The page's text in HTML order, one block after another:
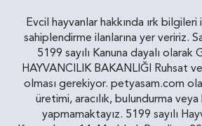
Evcil hayvanlar hakkında ırk
sahiplendirme ilanlarına yer veririz.
5199 sayılı Kanuna dayalı olarak
HAYVANCILIK BAKANLIĞI Ruhsat
olması gerekiyor. petyasam.com
üretimi, aracılık, bulundurma
yapmamaktayız. 5199 sayılı